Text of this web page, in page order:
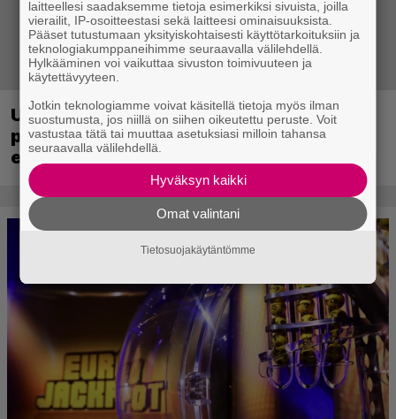
Ubisoft vahvisti uuden Ghost Recon -
pelin – kutsuu pelaajat mukaan
ennakkotestiin
laitteellesi saadaksemme tietoja esimerkiksi sivuista, joilla
vierailit, IP-osoitteestasi sekä laitteesi ominaisuuksista.
Pääset tutustumaan yksityiskohtaisesti käyttötarkoituksiin ja
teknologiakumppaneihimme seuraavalla välilehdellä.
Hylkääminen voi vaikuttaa sivuston toimivuuteen ja
käytettävyyteen.
Jotkin teknologiamme voivat käsitellä tietoja myös ilman
suostumusta, jos niillä on siihen oikeutettu peruste. Voit
vastustaa tätä tai muuttaa asetuksiasi milloin tahansa
seuraavalla välilehdellä.
Hyväksyn kaikki
Omat valintani
Tietosuojakäytäntömme